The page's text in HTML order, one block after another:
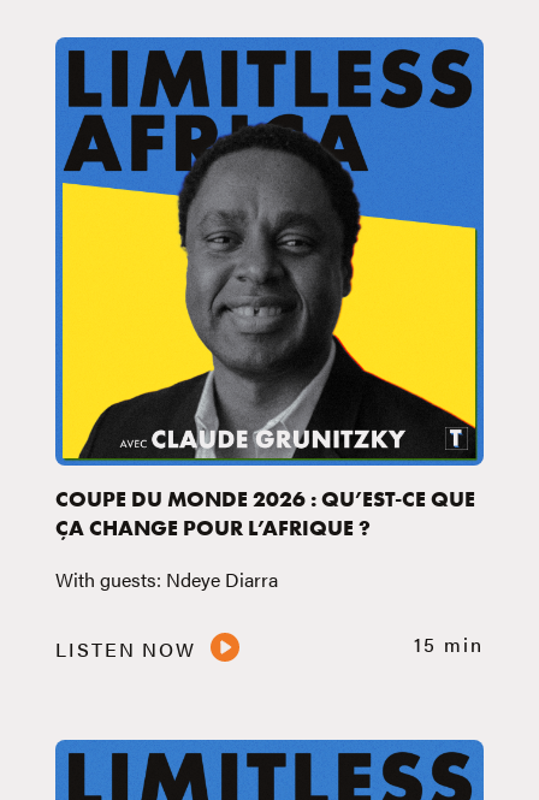
COUPE DU MONDE 2026 : QU’EST-CE QUE
ÇA CHANGE POUR L’AFRIQUE ?
With guests: Ndeye Diarra
LISTEN NOW 15 min